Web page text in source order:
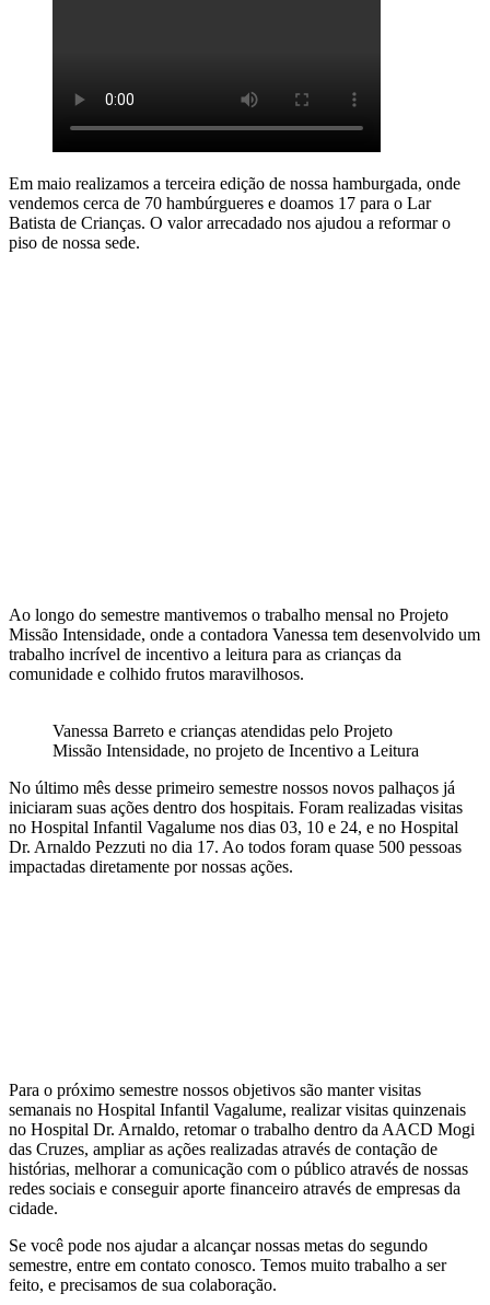
Em maio realizamos a terceira edição de nossa hamburgada, onde
vendemos cerca de 70 hambúrgueres e doamos 17 para o Lar
Batista de Crianças. O valor arrecadado nos ajudou a reformar o
piso de nossa sede.
Ao longo do semestre mantivemos o trabalho mensal no Projeto
Missão Intensidade, onde a contadora Vanessa tem desenvolvido um
trabalho incrível de incentivo a leitura para as crianças da
comunidade e colhido frutos maravilhosos.
Vanessa Barreto e crianças atendidas pelo Projeto
Missão Intensidade, no projeto de Incentivo a Leitura
No último mês desse primeiro semestre nossos novos palhaços já
iniciaram suas ações dentro dos hospitais. Foram realizadas visitas
no Hospital Infantil Vagalume nos dias 03, 10 e 24, e no Hospital
Dr. Arnaldo Pezzuti no dia 17. Ao todos foram quase 500 pessoas
impactadas diretamente por nossas ações.
Para o próximo semestre nossos objetivos são manter visitas
semanais no Hospital Infantil Vagalume, realizar visitas quinzenais
no Hospital Dr. Arnaldo, retomar o trabalho dentro da AACD Mogi
das Cruzes, ampliar as ações realizadas através de contação de
histórias, melhorar a comunicação com o público através de nossas
redes sociais e conseguir aporte financeiro através de empresas da
cidade.
Se você pode nos ajudar a alcançar nossas metas do segundo
semestre, entre em contato conosco. Temos muito trabalho a ser
feito, e precisamos de sua colaboração.